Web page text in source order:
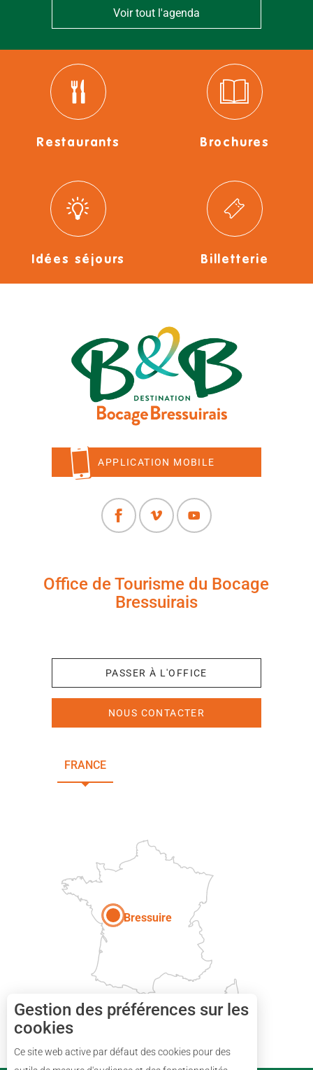
Description
Voir tout l'agenda
Restaurants Brochures
Idées séjours Billetterie
APPLICATION MOBILE
Office de Tourisme du Bocage
Bressuirais
PASSER À L'OFFICE
NOUS CONTACTER
FRANCE
Bressuire
Gestion des préférences sur les
cookies
Ce site web active par défaut des cookies pour des